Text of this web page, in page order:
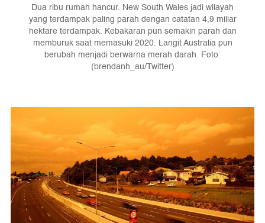
Dua ribu rumah hancur. New South Wales jadi wilayah
yang terdampak paling parah dengan catatan 4,9 miliar
hektare terdampak. Kebakaran pun semakin parah dan
memburuk saat memasuki 2020. Langit Australia pun
berubah menjadi berwarna merah darah. Foto:
(brendanh_au/Twitter)